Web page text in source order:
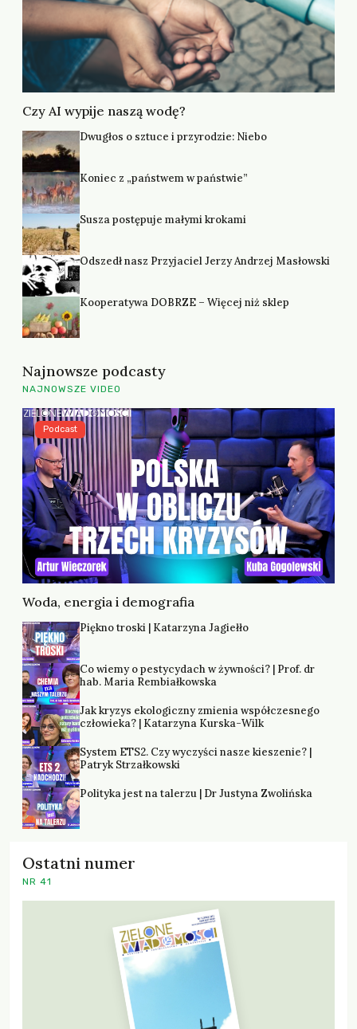
Czy AI wypije naszą wodę?
Dwugłos o sztuce i przyrodzie: Niebo
Koniec z „państwem w państwie”
Susza postępuje małymi krokami
Odszedł nasz Przyjaciel Jerzy Andrzej Masłowski
Kooperatywa DOBRZE – Więcej niż sklep
Najnowsze podcasty
NAJNOWSZE VIDEO
Woda, energia i demografia
Podcast
Piękno troski | Katarzyna Jagiełło
Co wiemy o pestycydach w żywności? | Prof. dr
hab. Maria Rembiałkowska
Jak kryzys ekologiczny zmienia współczesnego
człowieka? | Katarzyna Kurska-Wilk
System ETS2. Czy wyczyści nasze kieszenie? |
Patryk Strzałkowski
Polityka jest na talerzu | Dr Justyna Zwolińska
Ostatni numer
NR 41